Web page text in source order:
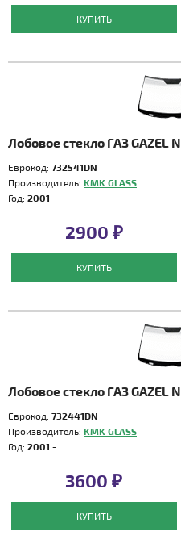
КУПИТЬ
Лобовое стекло ГАЗ GAZEL
Еврокод: 732541DN
Производитель: KMK GLASS
Год: 2001 -
2900 ₽
КУПИТЬ
Лобовое стекло ГАЗ GAZEL
Еврокод: 732441DN
Производитель: KMK GLASS
Год: 2001 -
3600 ₽
КУПИТЬ